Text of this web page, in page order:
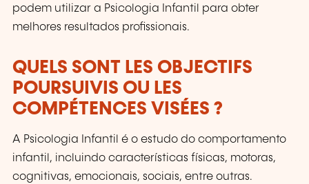
podem utilizar a Psicologia Infantil para obter
melhores resultados profissionais.
QUELS SONT LES OBJECTIFS
POURSUIVIS OU LES
COMPÉTENCES VISÉES ?
A Psicologia Infantil é o estudo do comportamento
infantil, incluindo características físicas, motoras,
cognitivas, emocionais, sociais, entre outras.